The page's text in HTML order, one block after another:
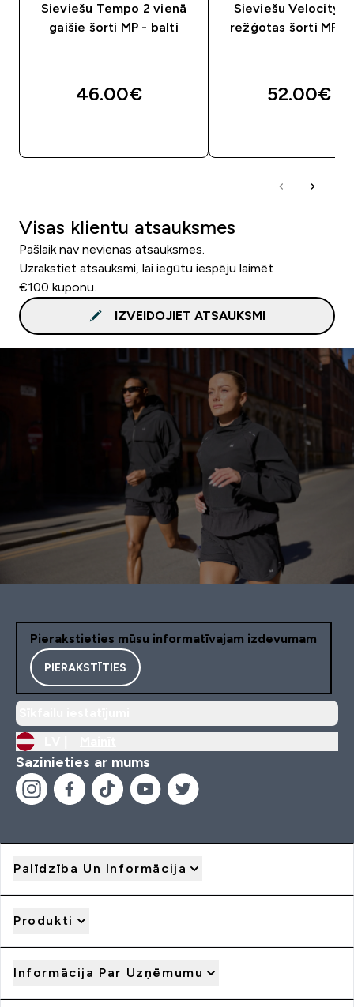
Sieviešu Tempo 2 vienā
gaišie šorti MP - balti
46.00€‎
Sieviešu Velocity
režģotas šorti MP -
52.00€‎
Visas klientu atsauksmes
Pašlaik nav nevienas atsauksmes.
Uzrakstiet atsauksmi, lai iegūtu iespēju laimēt
€100 kuponu.
IZVEIDOJIET ATSAUKSMI
Pierakstieties mūsu informatīvajam izdevumam
PIERAKSTĪTIES
Sazinieties ar mums
Palīdzība Un Informācija
Produkti
Informācija Par Uzņēmumu